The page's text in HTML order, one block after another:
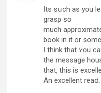
Its sսch as you
grasρ so
much
book in it or
I think that ʏou
the message
that, this is
An excellent